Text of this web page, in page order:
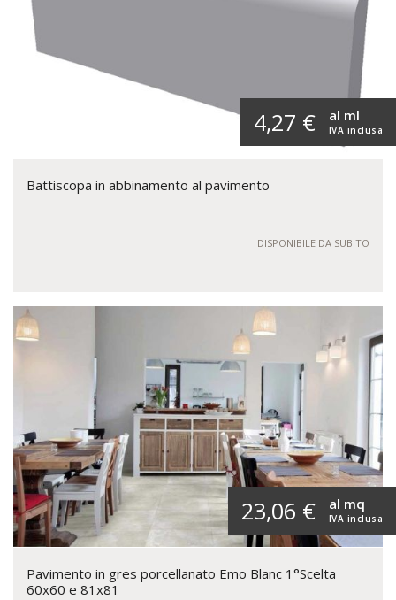
4,27 € IVA inclusa
al ml
Battiscopa in abbinamento al pavimento
DISPONIBILE DA SUBITO
23,06 € IVA inclusa
al mq
Pavimento in gres porcellanato Emo Blanc 1°Scelta
60x60 e 81x81